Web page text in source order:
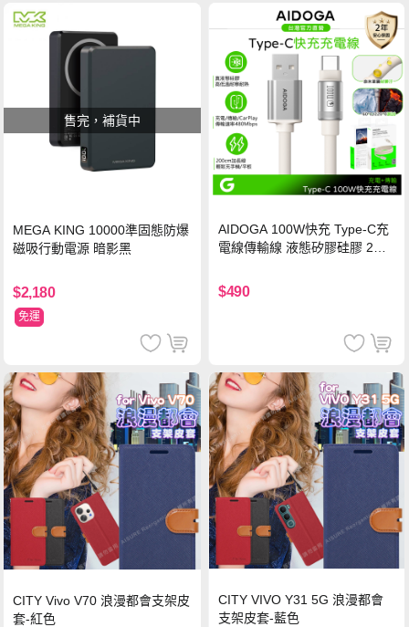
售完，補貨中
MEGA KING 10000準固態防爆
磁吸行動電源 暗影黑
$2,180
免運
AIDOGA 100W快充 Type-C充
電線傳輸線 液態矽膠硅膠 2M
$490
CITY Vivo V70 浪漫都會支架皮
套-紅色
CITY VIVO Y31 5G 浪漫都會
支架皮套-藍色